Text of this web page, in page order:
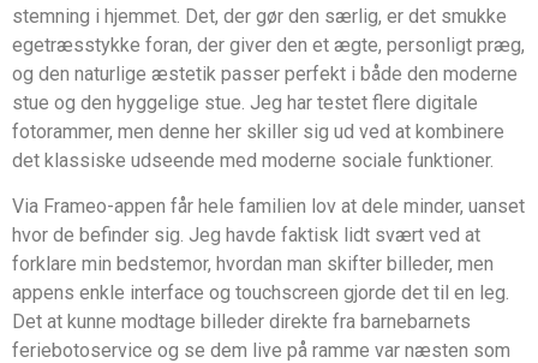
stemning i hjemmet. Det, der gør den særlig, er det smukke
egetræsstykke foran, der giver den et ægte, personligt præg,
og den naturlige æstetik passer perfekt i både den moderne
stue og den hyggelige stue. Jeg har testet flere digitale
fotorammer, men denne her skiller sig ud ved at kombinere
det klassiske udseende med moderne sociale funktioner.
Via Frameo-appen får hele familien lov at dele minder, uanset
hvor de befinder sig. Jeg havde faktisk lidt svært ved at
forklare min bedstemor, hvordan man skifter billeder, men
appens enkle interface og touchscreen gjorde det til en leg.
Det at kunne modtage billeder direkte fra barnebarnets
feriebotoservice og se dem live på ramme var næsten som